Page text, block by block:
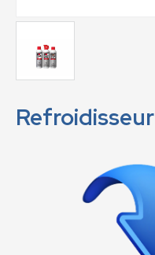
Refroidisseur